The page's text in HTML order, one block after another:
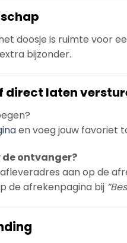
doosje is ruimte voor
bijzonder.
direct laten
en voeg jouw favoriet
ontvanger?
aan op de
de afrekenpagina bij